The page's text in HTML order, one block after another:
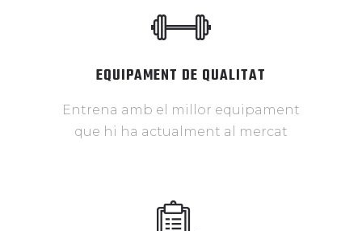
EQUIPAMENT DE QUALITAT
Entrena amb el millor equipament
que hi ha actualment al mercat